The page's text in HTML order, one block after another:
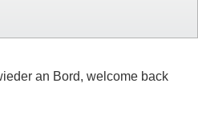
an Bord, welcome back